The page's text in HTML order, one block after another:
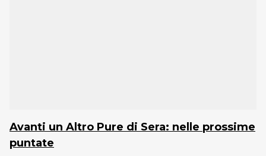
Avanti un Altro Pure di Sera: nelle prossime
puntate